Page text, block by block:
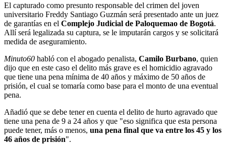
El capturado como presunto responsable del crimen del joven
universitario Freddy Santiago Guzmán será presentado ante un juez
de garantías en el Complejo Judicial de Paloquemao de Bogotá.
Allí será legalizada su captura, se le imputarán cargos y se solicitará
medida de aseguramiento.
Minuto60 habló con el abogado penalista, Camilo Burbano, quien
dijo que en este caso el delito más grave es el homicidio agravado
que tiene una pena mínima de 40 años y máximo de 50 años de
prisión, el cual se tomaría como base para el monto de una eventual
pena.
Añadió que se debe tener en cuenta el delito de hurto agravado que
tiene una pena de 9 a 24 años y que "eso significa que esta persona
puede tener, más o menos, una pena final que va entre los 45 y los
46 años de prisión".